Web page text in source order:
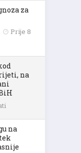
za
Prije 8
na
na